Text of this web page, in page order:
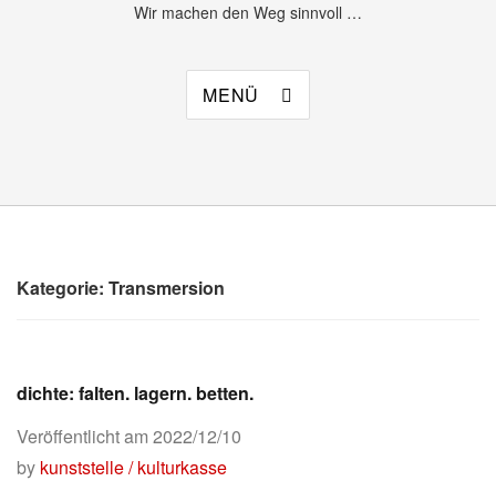
Wir machen den Weg sinnvoll …
MENÜ
Kategorie: Transmersion
dichte: falten. lagern. betten.
Veröffentlicht am 2022/12/10
by kunststelle / kulturkasse